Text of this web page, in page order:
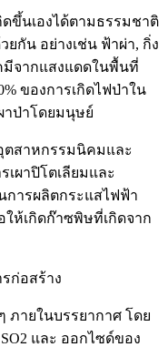
ขึ้นเองได้ตามธรรมชาติ
ยกัน อย่างเช่น ฟ้าผ่า, กิ่ง
มีจากแสงแดดในพื้นที่
ของการเกิดไฟป่าใน
าป่าโดยมนุษย์
ตสาหกรรมนิคมและ
เผาปิโตเลียมและ
การผลิตกระแสไฟฟ้า
ห้เกิดก๊าซพิษที่เกิดจาก
ก่อสร้าง
ภายในบรรยากาศ โดย
และ ออกไซด์ของ